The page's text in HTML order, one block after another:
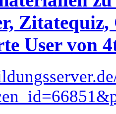
User von